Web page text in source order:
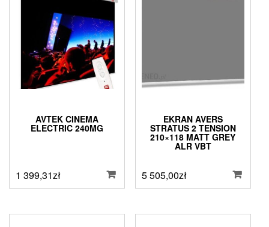
AVTEK CINEMA
ELECTRIC 240MG
1 399,31zł
EKRAN AVERS
STRATUS 2 TENSION
210×118 MATT GREY
ALR VBT
5 505,00zł